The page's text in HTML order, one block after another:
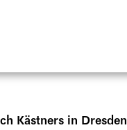
Kästners in Dresden